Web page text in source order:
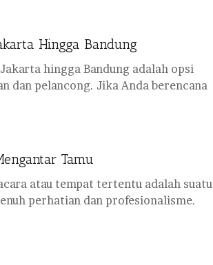
Hingga Bandung
hingga Bandung adalah opsi
dan pelancong. Jika Anda berencana
Tamu
atau tempat tertentu adalah suatu
perhatian dan profesionalisme.